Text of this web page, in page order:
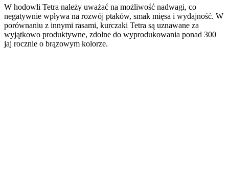
W hodowli Tetra należy uważać na możliwość nadwagi, co
negatywnie wpływa na rozwój ptaków, smak mięsa i wydajność. W
porównaniu z innymi rasami, kurczaki Tetra są uznawane za
wyjątkowo produktywne, zdolne do wyprodukowania ponad 300
jaj rocznie o brązowym kolorze.